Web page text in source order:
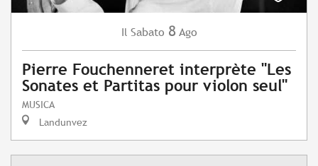
Il Sabato 8 Ago
Pierre Fouchenneret interprète "Les
Sonates et Partitas pour violon seul"
MUSICA
Landunvez